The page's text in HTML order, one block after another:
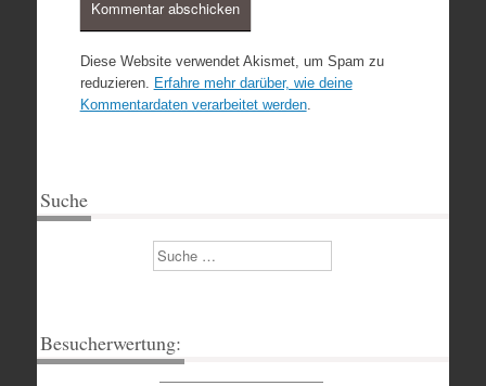
Diese Website verwendet Akismet, um Spam zu
reduzieren. Erfahre mehr darüber, wie deine
Kommentardaten verarbeitet werden.
Suche
Suchen
Besucherwertung: